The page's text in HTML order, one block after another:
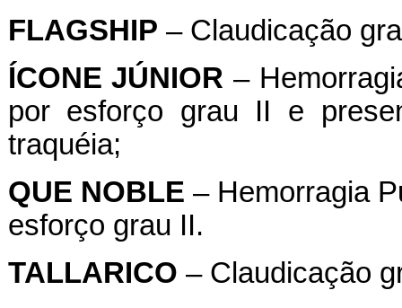
FLAGSHIP – Claudicação
ÍCONE JÚNIOR –
por esforço grau II e
traquéia;
QUE NOBLE – Hemorragia
esforço grau II.
TALLARICO – Claudicação